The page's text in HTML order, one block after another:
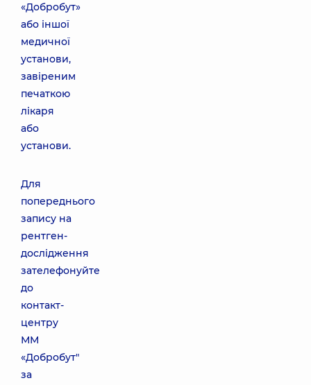
«Добробут»
або іншої
медичної
установи,
завіреним
печаткою
лікаря
або
установи.
Для
попереднього
запису на
рентген-
дослідження
зателефонуйте
до
контакт-
центру
ММ
«Добробут"
за